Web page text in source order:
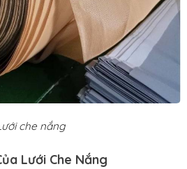
che nắng
Lưới Che Nắng